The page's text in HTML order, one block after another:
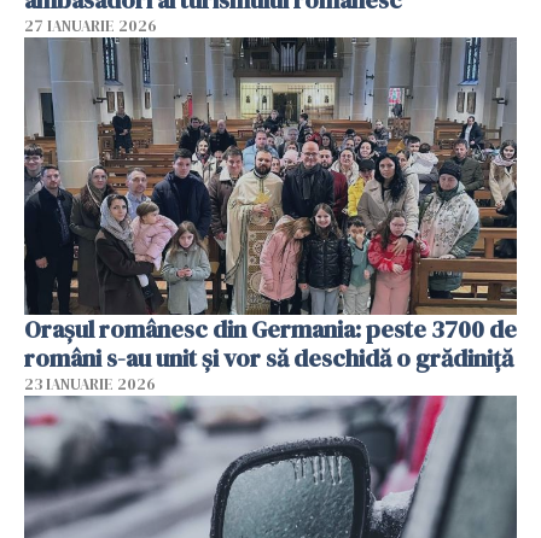
27 IANUARIE 2026
Orașul românesc din Germania: peste 3700 de
români s-au unit și vor să deschidă o grădiniță
23 IANUARIE 2026